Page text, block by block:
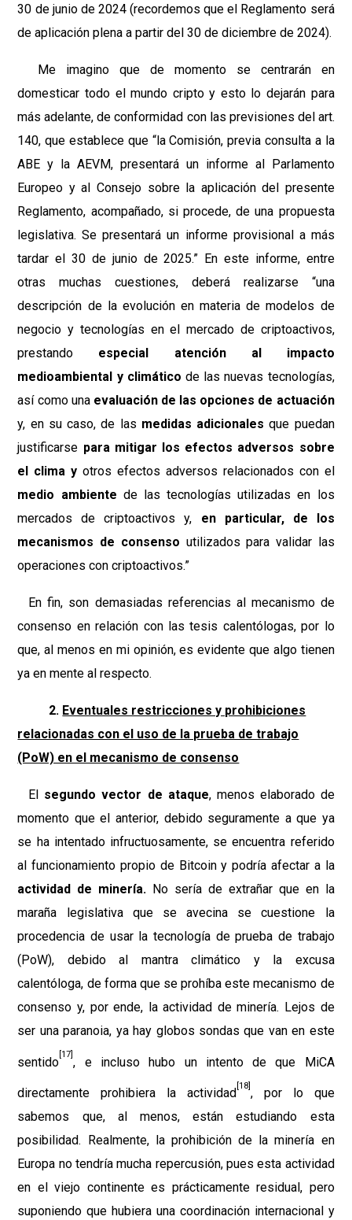
30 de junio de 2024 (recordemos que el Reglamento será
de aplicación plena a partir del 30 de diciembre de 2024).
Me imagino que de momento se centrarán en
domesticar todo el mundo cripto y esto lo dejarán para
más adelante, de conformidad con las previsiones del art.
140, que establece que “la Comisión, previa consulta a la
ABE y la AEVM, presentará un informe al Parlamento
Europeo y al Consejo sobre la aplicación del presente
Reglamento, acompañado, si procede, de una propuesta
legislativa. Se presentará un informe provisional a más
tardar el 30 de junio de 2025.” En este informe, entre
otras muchas cuestiones, deberá realizarse “una
descripción de la evolución en materia de modelos de
negocio y tecnologías en el mercado de criptoactivos,
prestando especial atención al impacto
medioambiental y climático de las nuevas tecnologías,
así como una evaluación de las opciones de actuación
y, en su caso, de las medidas adicionales que puedan
justificarse para mitigar los efectos adversos sobre
el clima y otros efectos adversos relacionados con el
medio ambiente de las tecnologías utilizadas en los
mercados de criptoactivos y, en particular, de los
mecanismos de consenso utilizados para validar las
operaciones con criptoactivos.”
En fin, son demasiadas referencias al mecanismo de
consenso en relación con las tesis calentólogas, por lo
que, al menos en mi opinión, es evidente que algo tienen
ya en mente al respecto.
2. Eventuales restricciones y prohibiciones
relacionadas con el uso de la prueba de trabajo
(PoW) en el mecanismo de consenso
El segundo vector de ataque, menos elaborado de
momento que el anterior, debido seguramente a que ya
se ha intentado infructuosamente, se encuentra referido
al funcionamiento propio de Bitcoin y podría afectar a la
actividad de minería. No sería de extrañar que en la
maraña legislativa que se avecina se cuestione la
procedencia de usar la tecnología de prueba de trabajo
(PoW), debido al mantra climático y la excusa
calentóloga, de forma que se prohíba este mecanismo de
consenso y, por ende, la actividad de minería. Lejos de
ser una paranoia, ya hay globos sondas que van en este
sentido
[17]
, e incluso hubo un intento de que MiCA
directamente prohibiera la actividad
[18]
, por lo que
sabemos que, al menos, están estudiando esta
posibilidad. Realmente, la prohibición de la minería en
Europa no tendría mucha repercusión, pues esta actividad
en el viejo continente es prácticamente residual, pero
suponiendo que hubiera una coordinación internacional y